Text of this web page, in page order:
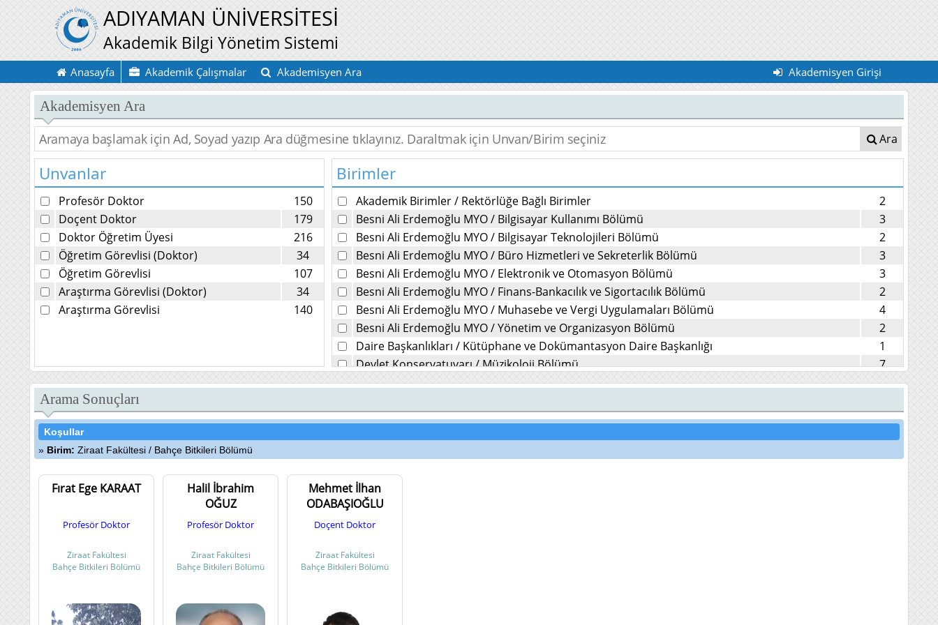
ADIYAMAN ÜNİVERSİTESİ
Akademik Bilgi Yönetim Sistemi
Anasayfa Akademik Çalışmalar Akademisyen Ara Akademisyen Girişi
Akademisyen Ara
Ara
Unvanlar
Profesör Doktor
150
Doçent Doktor
179
Doktor Öğretim Üyesi
216
Öğretim Görevlisi (Doktor)
34
Öğretim Görevlisi
107
Araştırma Görevlisi (Doktor)
34
Araştırma Görevlisi
140
Birimler
Akademik Birimler/ Rektörlüğe Bağlı Birimler
2
Besni Ali Erdemoğlu MYO/ Bilgisayar Kullanımı Bölümü
3
Besni Ali Erdemoğlu MYO/ Bilgisayar Teknolojileri Bölümü
2
Besni Ali Erdemoğlu MYO/ Büro Hizmetleri ve Sekreterlik Bölümü
3
Besni Ali Erdemoğlu MYO/ Elektronik ve Otomasyon Bölümü
3
Besni Ali Erdemoğlu MYO/ Finans-Bankacılık ve Sigortacılık Bölümü
2
Besni Ali Erdemoğlu MYO/ Muhasebe ve Vergi Uygulamaları Bölümü
4
Besni Ali Erdemoğlu MYO/Yönetim ve Organizasyon Bölümü
2
Daire Başkanlıkları / Kütüphane ve Dokümantasyon Daire Başkanlığı
1
Devlet Konservatuvarı/Müzikoloji Bölümü
7
Diş Hekimliği Fakültesi/Ağız, Diş ve Çene Cerrahisi Kliniği
4
Diş Hekimliği Fakültesi/Endodonti Kliniği
5
Diş Hekimliği Fakültesi/Ortodonti Kliniği
6
Diş Hekimliği Fakültesi
Diş Hekimliği Fakültesi
Diş Hekimliği Fakültesi
Diş Hekimliği Fakültesi
Eczacılık Fakültesi
Eğitim Fakültesi
Arama Sonuçları
Koşullar
Birim: Ziraat Fakültesi / Bahçe Bitkileri Bölümü
Fırat Ege KARAAT
Profesör Doktor
Ziraat Fakültesi
Bahçe Bitkileri Bölümü
Halil İbrahim
OĞUZ
Profesör Doktor
Ziraat Fakültesi
Bahçe Bitkileri Bölümü
Mehmet İlhan
ODABAŞIOĞLU
Doçent Doktor
Ziraat Fakültesi
Bahçe Bitkileri Bölümü